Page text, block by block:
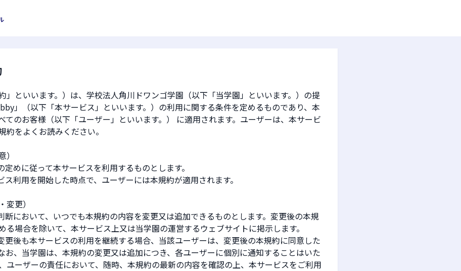
」といいます。）は、学校法人角川ドワンゴ学園（以下「当学園」といいます。）の提
」（以下「本サービス」といいます。）の利用に関する条件を定めるものであり、本
てのお客様（以下「ユーザー」といいます。） に適用されます。ユーザーは、本サービ
約をよくお読みください。
めに従って本サービスを利用するものとします。
利用を開始した時点で、ユーザーには本規約が適用されます。
更）
断において、いつでも本規約の内容を変更又は追加できるものとします。変更後の本規
る場合を除いて、本サービス上又は当学園の運営するウェブサイトに掲示します。
更後も本サービスの利用を継続する場合、当該ユーザーは、変更後の本規約に同意した
お、当学園は、本規約の変更又は追加につき、各ユーザーに個別に通知することはいた
ユーザーの責任において、随時、本規約の最新の内容を確認の上、本サービスをご利用